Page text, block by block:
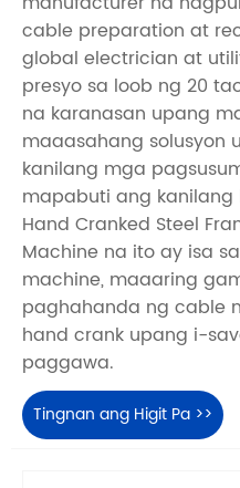
cable preparation at
global electrician at
presyo sa loob ng 20
na karanasan upang
maaasahang solusyon
kanilang mga
mapabuti ang kanilang
Hand Cranked Steel
Machine na ito ay isa
machine, maaaring
paghahanda ng cable
hand crank upang i-
paggawa.
Tingnan ang Higit Pa >>